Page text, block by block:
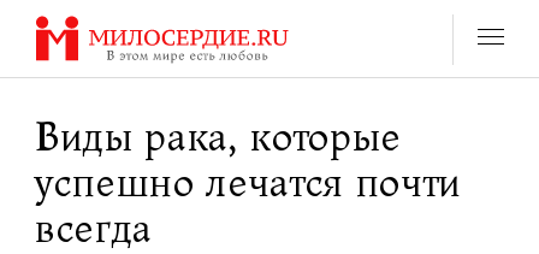
Перейти
содержанию
Виды рака, которые
успешно лечатся почти
всегда